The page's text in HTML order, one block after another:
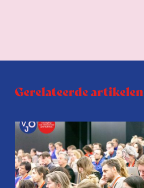
Gerelateerde artikelen